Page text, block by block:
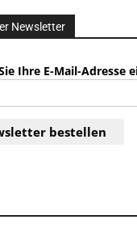
Newsletter
Ihre E-Mail-Adresse
bestellen